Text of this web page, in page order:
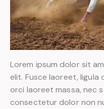
Lorem ipsum dolor sit
elit. Fusce laoreet,
orci laoreet massa, nec
consectetur dolor non